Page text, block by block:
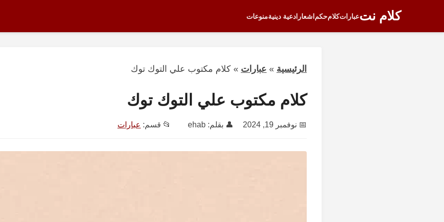
كلام نتعباراتكلامحكم اشعار ادعية دينيةمنوعات
الرئيسية » عبارات » كلام مكتوب علي التوك توك
كلام مكتوب علي التوك توك
📅 نوفمبر 19, 2024 👤 بقلم: ehab 📂 قسم: عبارات